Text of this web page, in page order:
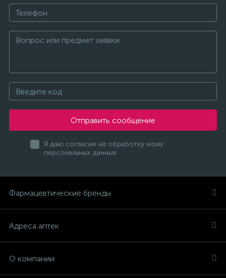
Отправить сообщение
Я даю согласие на обработку моих
персональных данных
Фармацевтические бренды
Адреса аптек
О компании